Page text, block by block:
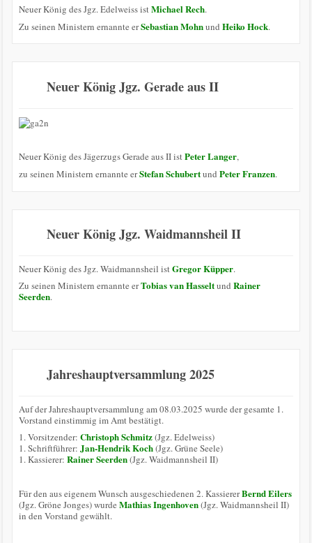
Neuer König des Jgz. Edelweiss istMichael Rech.
Zu seinen Ministern ernannte erSebastian Mohnund Heiko Hock.
Neuer König Jgz. Gerade aus II
Neuer König des Jägerzugs Gerade aus II istPeter Langer,
zu seinen Ministern ernannte erStefan Schubertund Peter Franzen.
Neuer König Jgz. Waidmannsheil II
Neuer König des Jgz. Waidmannsheil istGregor Küpper.
Zu seinen Ministern ernannte erTobias van Hasseltund Rainer
Seerden.
Jahreshauptversammlung 2025
Auf der Jahreshauptversammlung am 08.03.2025 wurde der gesamte 1.
Vorstand einstimmig im Amt bestätigt.
1. Vorsitzender: Christoph Schmitz(Jgz. Edelweiss)
1. Schriftführer: Jan-Hendrik Koch(Jgz. Grüne Seele)
1. Kassierer: Rainer Seerden(Jgz. Waidmannsheil II)
Für den aus eigenem Wunsch ausgeschiedenen 2. KassiererBernd Eilers
(Jgz. Gröne Jonges) wurde Mathias Ingenhoven(Jgz. Waidmannsheil II)
in den Vorstand gewählt.